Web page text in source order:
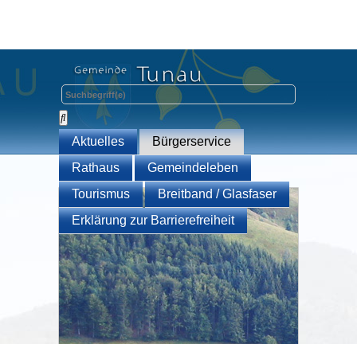
Aktuelles
Bürgerservice
Rathaus
Gemeindeleben
Tourismus
Breitband / Glasfaser
Erklärung zur Barrierefreiheit